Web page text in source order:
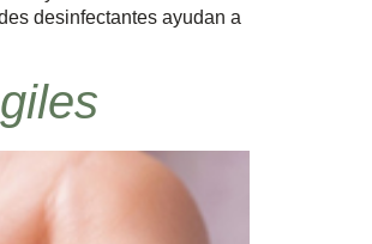
desinfectantes ayudan a